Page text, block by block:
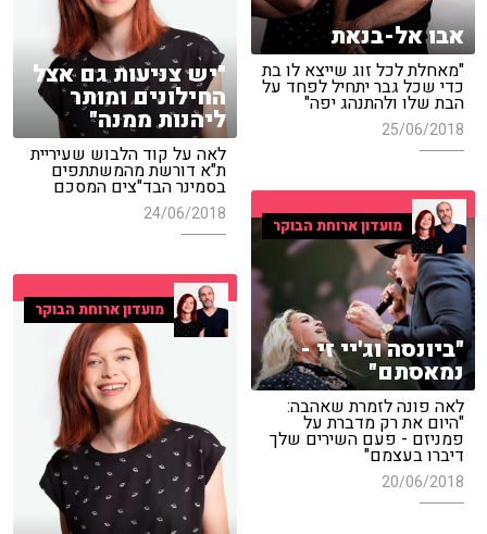
אבו אל-בנאת
"מאחלת לכל זוג שייצא לו בת
כדי שכל גבר יתחיל לפחד על
הבת שלו ולהתנהג יפה"
25/06/2018
"יש צניעות גם אצל
החילונים ומותר
ליהנות ממנה"
לאה על קוד הלבוש שעיריית
ת"א דורשת מהמשתתפים
בסמינר הבד"צים המסכם
24/06/2018
מועדון ארוחת הבוקר
"ביונסה וג'יי זי -
נמאסתם"
לאה פונה לזמרת שאהבה:
"היום את רק מדברת על
פמניזם - פעם השירים שלך
דיברו בעצמם"
20/06/2018
מועדון ארוחת הבוקר